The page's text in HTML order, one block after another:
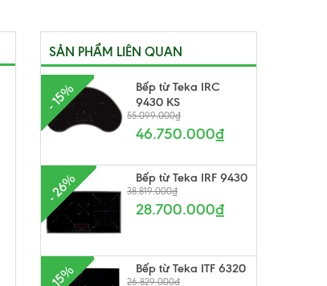
SẢN PHẨM LIÊN QUAN
- 15%
Bếp từ Teka IRC
9430 KS
55.099.000₫
46.750.000₫
- 26% Bếp từ Teka IRF 9430
38.819.000₫
28.700.000₫
- 15% Bếp từ Teka ITF 6320
26.829.000₫